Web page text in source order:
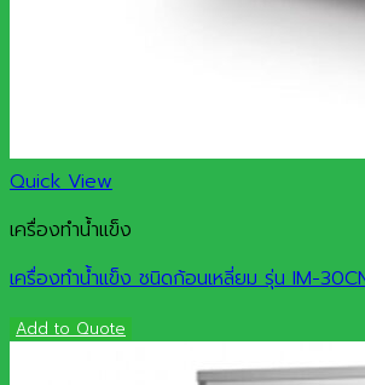
Quick View
เครื่องทำน้ำแข็ง
เครื่องทำน้ำแข็ง ชนิดก้อนเหลี่ยม รุ่น IM-
Add to Quote